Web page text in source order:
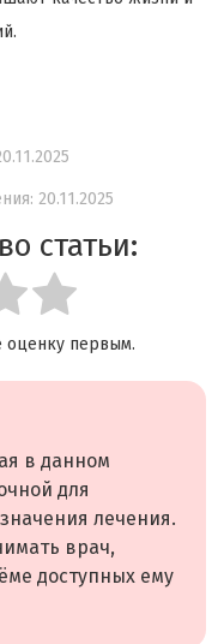
20.11.2025
статьи:
оценку первым.
в данном
для
лечения.
врач,
доступных ему